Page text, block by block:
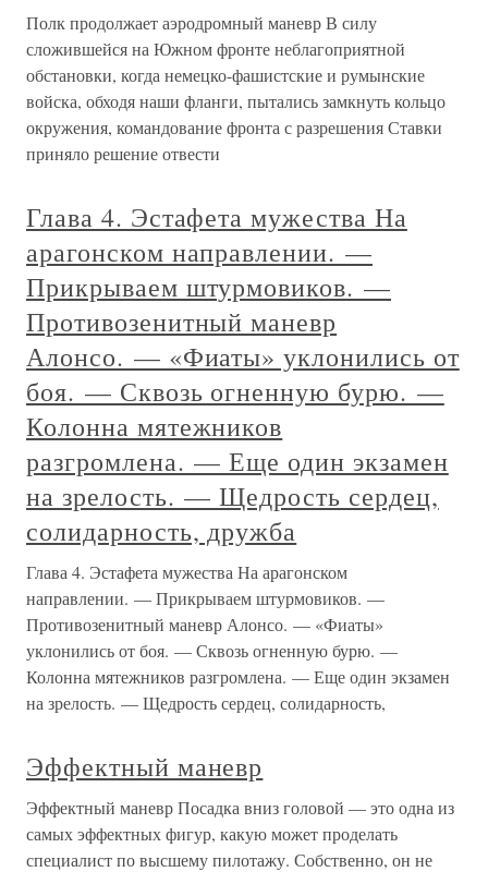
Полк продолжает аэродромный маневр В силу
сложившейся на Южном фронте неблагоприятной
обстановки, когда немецко-фашистские и румынские
войска, обходя наши фланги, пытались замкнуть кольцо
окружения, командование фронта с разрешения Ставки
приняло решение отвести
Глава 4. Эстафета мужества На
арагонском направлении. —
Прикрываем штурмовиков. —
Противозенитный маневр
Алонсо. — «Фиаты» уклонились от
боя. — Сквозь огненную бурю. —
Колонна мятежников
разгромлена. — Еще один экзамен
на зрелость. — Щедрость сердец,
солидарность, дружба
Глава 4. Эстафета мужества На арагонском
направлении. — Прикрываем штурмовиков. —
Противозенитный маневр Алонсо. — «Фиаты»
уклонились от боя. — Сквозь огненную бурю. —
Колонна мятежников разгромлена. — Еще один экзамен
на зрелость. — Щедрость сердец, солидарность,
Эффектный маневр
Эффектный маневр Посадка вниз головой — это одна из
самых эффектных фигур, какую может проделать
специалист по высшему пилотажу. Собственно, он не